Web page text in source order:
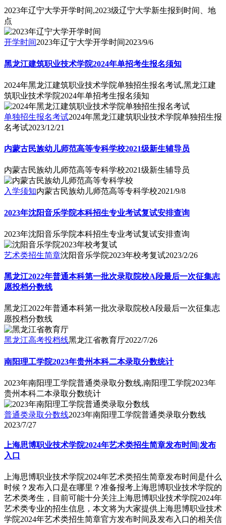
2023年辽宁大学开学时间,2023级辽宁大学新生报到时间、地
点
开学时间2023年辽宁大学开学时间2023/9/6
黑龙江建筑职业技术学院2024年单招考生报名须知
2024年黑龙江建筑职业技术学院单独招生报名考试,黑龙江建
筑职业技术学院2024年单招考生报名须知
单独招生报名考试2024年黑龙江建筑职业技术学院单独招生报
名考试2023/12/21
内蒙古民族幼儿师范高等专科学校2021级新生辅导员
内蒙古民族幼儿师范高等专科学校2021级新生辅导员
入学须知内蒙古民族幼儿师范高等专科学校2021/9/8
2023年沈阳音乐学院本科招生专业考试复试安排查询
2023年沈阳音乐学院本科招生专业考试复试安排查询
艺术类招生简章沈阳音乐学院2023年校考复试2023/2/26
黑龙江2022年普通本科第一批次录取院校A段最后一次征集志
愿投档分数线
黑龙江2022年普通本科第一批次录取院校A段最后一次征集志
愿投档分数线
黑龙江高考投档线黑龙江省教育厅2022/7/26
南阳理工学院2023年贵州本科二本录取分数统计
2023年南阳理工学院普通类录取分数线,南阳理工学院2023年
贵州本科二本录取分数统计
普通类录取分数线2023年南阳理工学院普通类录取分数线
2023/7/27
上海思博职业技术学院2024年艺术类招生简章发布时间|发布
入口
上海思博职业技术学院2024年艺术类招生简章发布时间是什么
时候？发布入口是在哪里？准备报考上海思博职业技术学院的
艺术类考生，目前可能十分关注上海思博职业技术学院2024年
艺术类专业的招生信息，本文将为大家提供上海思博职业技术
学院2024年艺术类招生简章官方发布时间及发布入口的相关信